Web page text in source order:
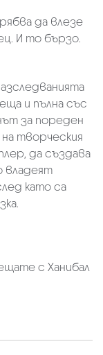
да влезе
И то бързо.
и пълна със
за пореден
творческия
да създава
владеят
като са
с Ханибал